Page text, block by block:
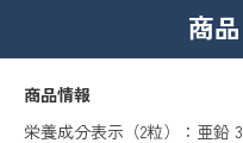
商
商品情報
栄養成分表示（2粒）：亜鉛